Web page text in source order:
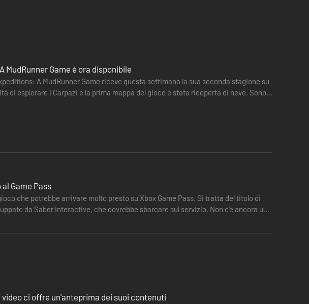
Interactive, offrendo sistemi di gioco avanzati basati sulla fisica, che ti faranno
con i giochi MudRunner, ti aspetta un'avventura scientifica ricca di emozioni.
specialisti per migliorare le tue capacità sul campo. Grazie al drone e al metal
spedizione per ampliare le tue basi, costruendo strutture di supporto per
Game è ora disponibile
A MudRunner Game riceve questa settimana la sua seconda stagione su
di esplorare i Carpazi e la prima mappa del gioco è stata ricoperta di neve. Sono
Game Pass
che potrebbe arrivare molto presto su Xbox Game Pass. Si tratta del titolo di
da Saber Interactive, che dovrebbe sbarcare sul servizio. Non c'è ancora una
video ci offre un'anteprima dei suoi contenuti